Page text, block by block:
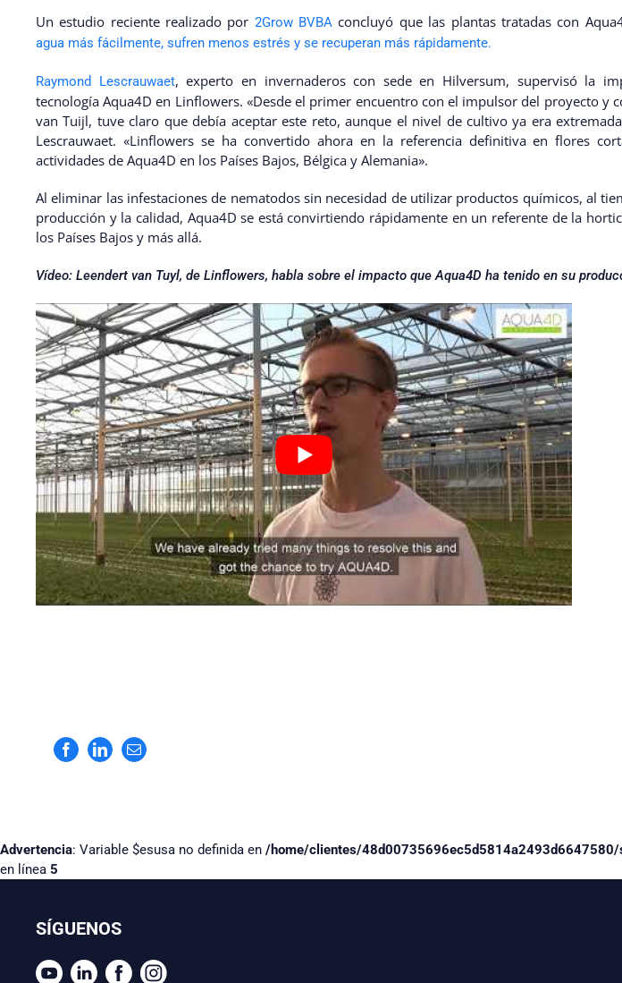
Un estudio reciente realizado por 2Grow BVBA concluyó que las plantas tratadas con
agua más fácilmente, sufren menos estrés y se recuperan más rápidamente.
Raymond Lescrauwaet, experto en invernaderos con sede en Hilversum, supervisó la
tecnología Aqua4D en Linflowers. «Desde el primer encuentro con el impulsor del proyecto y
van Tuijl, tuve claro que debía aceptar este reto, aunque el nivel de cultivo ya era
Lescrauwaet. «Linflowers se ha convertido ahora en la referencia definitiva en flores
actividades de Aqua4D en los Países Bajos, Bélgica y Alemania».
Al eliminar las infestaciones de nematodos sin necesidad de utilizar productos químicos, al
producción y la calidad, Aqua4D se está convirtiendo rápidamente en un referente de la
los Países Bajos y más allá.
Vídeo: Leendert van Tuyl, de Linflowers, habla sobre el impacto que Aqua4D ha tenido en su
Facebook
LinkedInCorreo
electrónico
Advertencia: Variable $esusa no definida en /home/clientes/
en línea 5
SÍGUENOS